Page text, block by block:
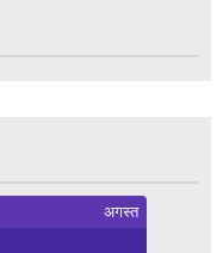
अगस्त